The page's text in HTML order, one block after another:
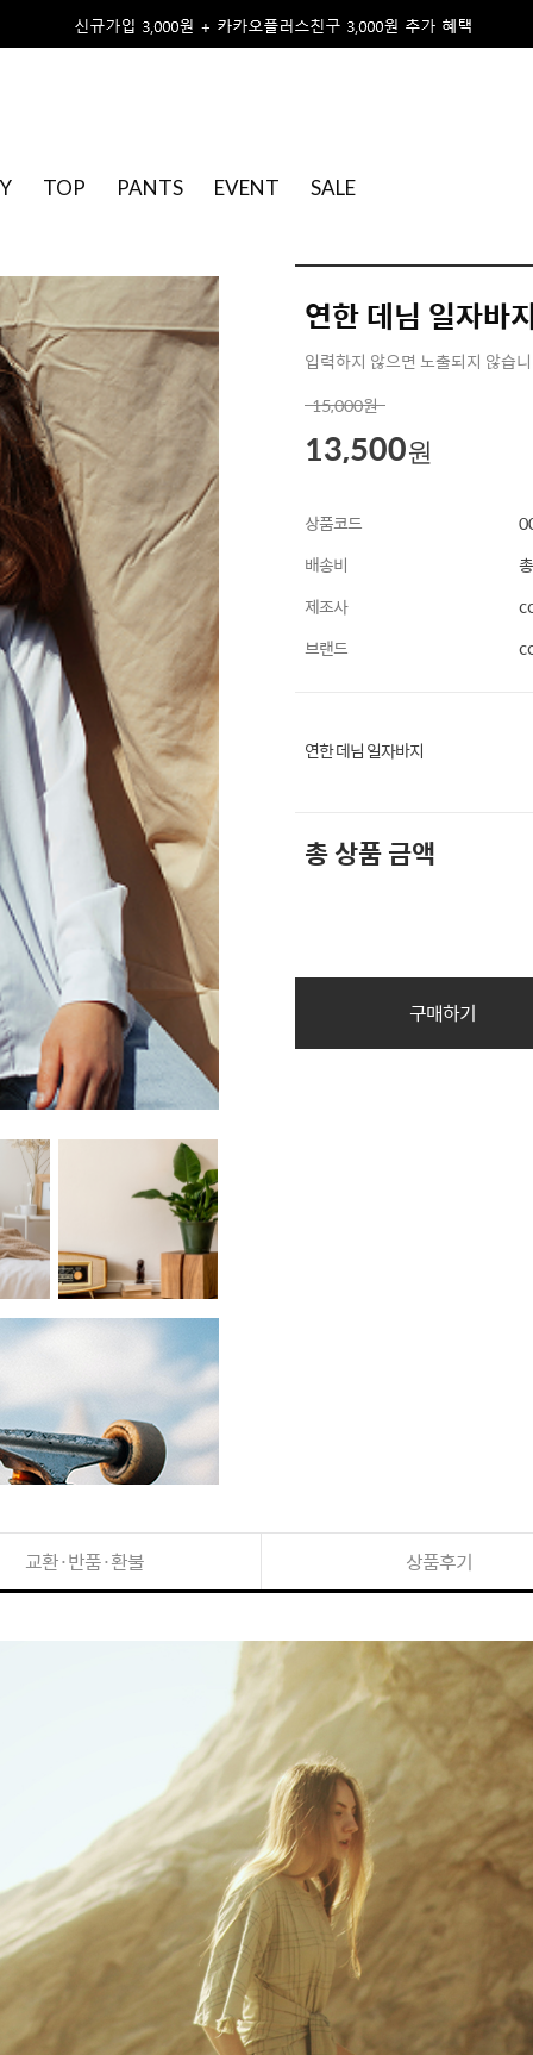
TOP PANTS EVENT SALE
연한 데님 일자바
입력하지 않으면 노출되지 않습
15,000원
13,500원
상품코드
배송비
제조사
브랜드
연한 데님 일자바지
총 상품 금액
구매하기
교환·반품·환불 상품후기